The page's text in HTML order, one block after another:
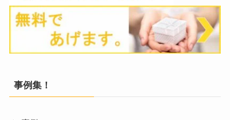
事例集！